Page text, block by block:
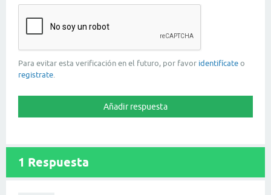
Para evitar esta verificación en el futuro, por favor identifícate o
registrate
1 Respuesta